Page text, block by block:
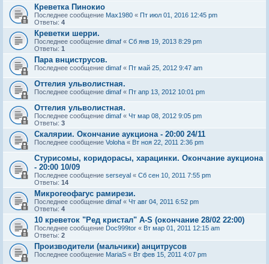
Креветка Пинокио
Последнее сообщение Max1980 « Пт июл 01, 2016 12:45 pm
Ответы: 4
Креветки шерри.
Последнее сообщение dimaf « Сб янв 19, 2013 8:29 pm
Ответы: 1
Пара внциструсов.
Последнее сообщение dimaf « Пт май 25, 2012 9:47 am
Оттелия ульволистная.
Последнее сообщение dimaf « Пт апр 13, 2012 10:01 pm
Оттелия ульволистная.
Последнее сообщение dimaf « Чт мар 08, 2012 9:05 pm
Ответы: 3
Скалярии. Окончание аукциона - 20:00 24/11
Последнее сообщение Voloha « Вт ноя 22, 2011 2:36 pm
Стурисомы, коридорасы, харацинки. Окончание аукциона
- 20:00 10/09
Последнее сообщение serseyal « Сб сен 10, 2011 7:55 pm
Ответы: 14
Микрогеофагус рамирези.
Последнее сообщение dimaf « Чт авг 04, 2011 6:52 pm
Ответы: 4
10 креветок "Ред кристал" A-S (окончание 28/02 22:00)
Последнее сообщение Doc999tor « Вт мар 01, 2011 12:15 am
Ответы: 2
Производители (мальчики) анцитрусов
Последнее сообщение MariaS « Вт фев 15, 2011 4:07 pm